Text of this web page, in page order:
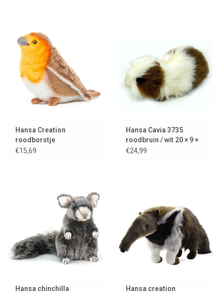
Hansa Creation
roodborstje
€15,69
Hansa Cavia 3735
roodbruin / wit 20 × 9 ×
10 cm
€24,99
Hansa chinchilla
Hansa creation